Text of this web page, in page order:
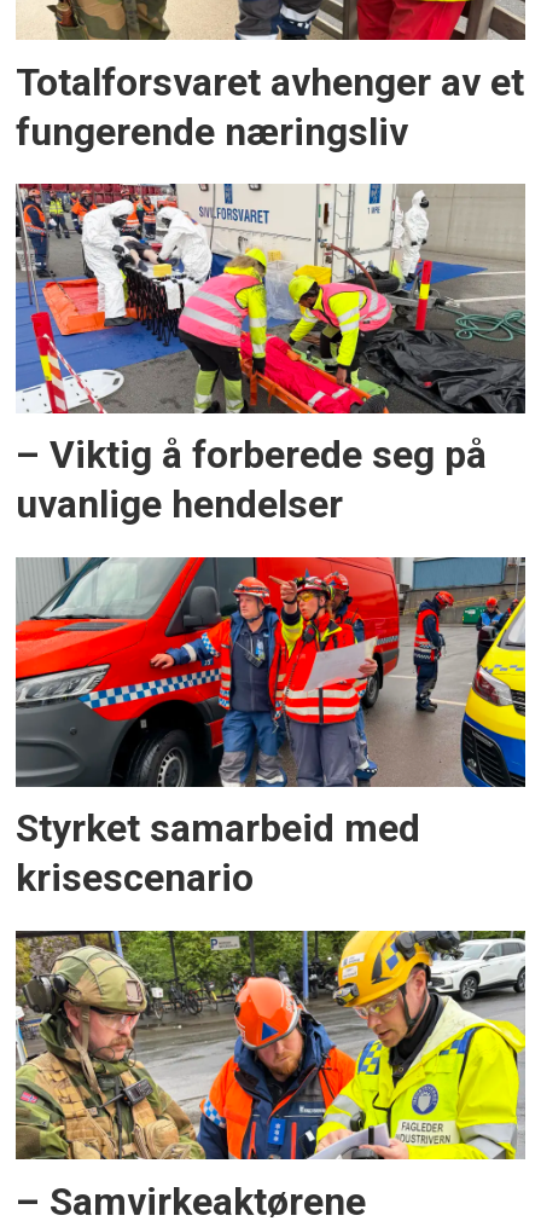
Totalforsvaret avhenger av et
fungerende næringsliv
– Viktig å forberede seg på
uvanlige hendelser
Styrket samarbeid med
krisescenario
– Samvirkeaktørene